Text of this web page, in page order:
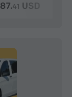
87.41 USD